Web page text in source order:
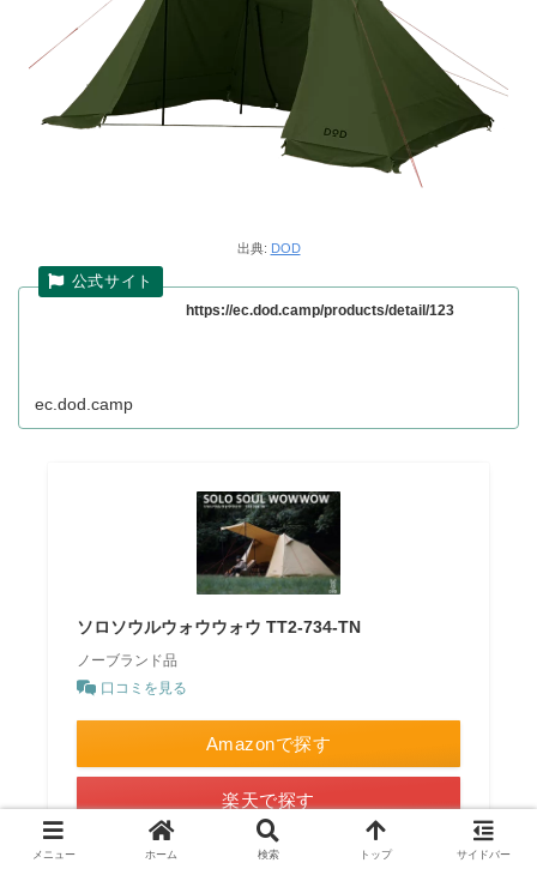
出典: DOD
https://ec.dod.camp/products/detail/123
ec.dod.camp
ソロソウルウォウウォウ TT2-734-TN
ノーブランド品
口コミを見る
Amazonで探す
楽天で探す
Yahooで探す
メニュー ホーム 検索 トップ サイドバー